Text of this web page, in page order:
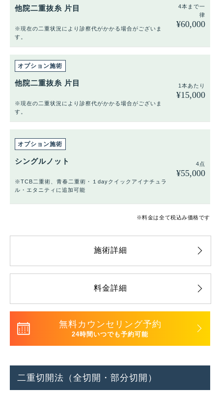
他院二重抜糸 片目
※現在の二重状況により診察代がかかる場合がございま
す。
4本まで一
律
¥60,000
他院二重抜糸 片目
※現在の二重状況により診察代がかかる場合がございま
す。
1本あたり
¥15,000
シングルノット
※TCB二重術、青春二重術・１dayクイックアイナチュラ
ル・エタニティに追加可能
4点
¥55,000
※料金は全て税込み価格です
施術詳細
料金詳細
無料カウンセリング予約
24時間いつでも予約可能
二重切開法（全切開・部分切開）